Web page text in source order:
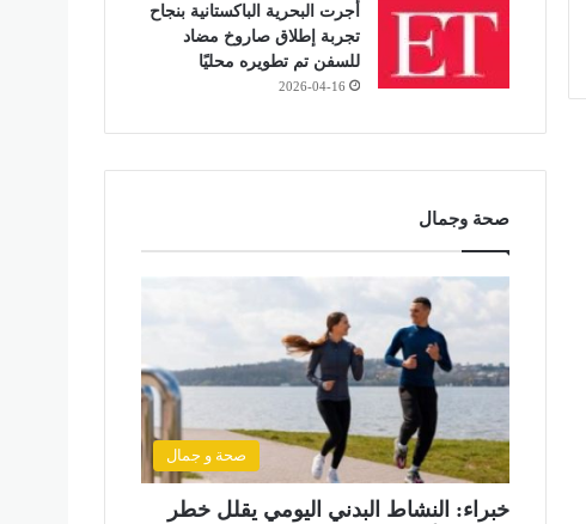
أجرت البحرية الباكستانية بنجاح
تجربة إطلاق صاروخ مضاد
للسفن تم تطويره محليًا
2026-04-16
صحة وجمال
صحة و جمال
خبراء: النشاط البدني اليومي يقلل خطر